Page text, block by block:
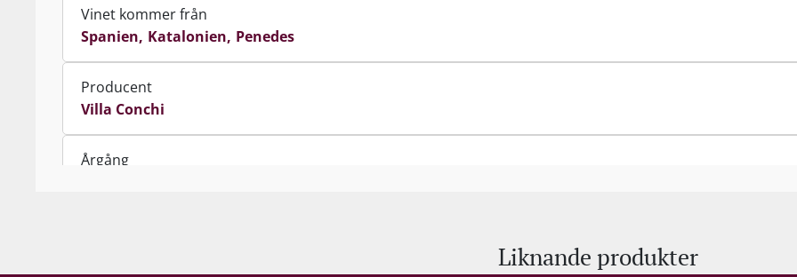
Vinet kommer från
Spanien Katalonien Penedes
Producent
Villa Conchi
Årgång
Liknande produkter